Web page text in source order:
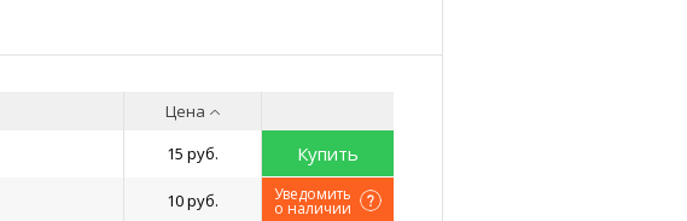
Цена
15 руб. Купить
10 руб. Уведомить
о наличии